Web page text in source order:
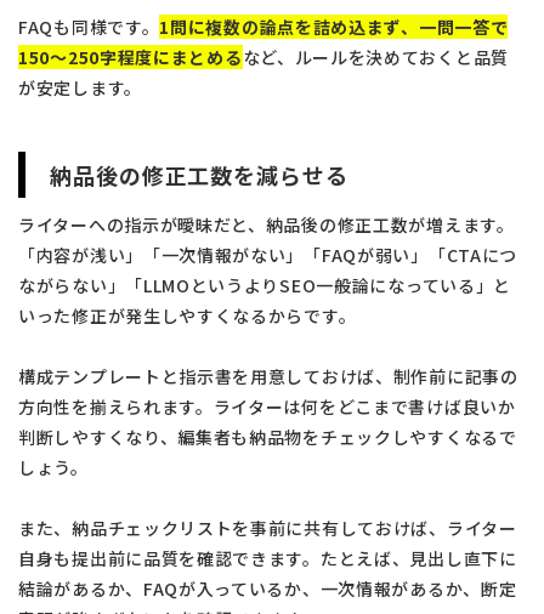
FAQも同様です。 1問に複数の論点を詰め込まず、一問一答で
150〜250字程度にまとめるなど、ルールを決めておくと品質
が安定します。
納品後の修正工数を減らせる
ライターへの指示が曖昧だと、納品後の修正工数が増えます。
「内容が浅い」「一次情報がない」「FAQが弱い」「CTAにつ
ながらない」「LLMOというよりSEO一般論になっている」と
いった修正が発生しやすくなるからです。
構成テンプレートと指示書を用意しておけば、制作前に記事の
方向性を揃えられます。ライターは何をどこまで書けば良いか
判断しやすくなり、編集者も納品物をチェックしやすくなるで
しょう。
また、納品チェックリストを事前に共有しておけば、ライター
自身も提出前に品質を確認できます。たとえば、見出し直下に
結論があるか、FAQが入っているか、一次情報があるか、断定